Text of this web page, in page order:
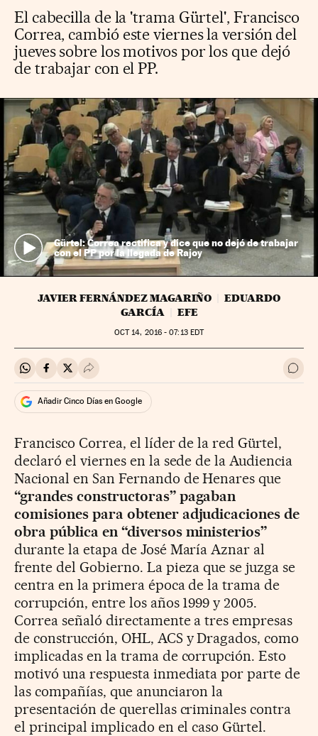
El cabecilla de la 'trama Gürtel', Francisco
Correa, cambió este viernes la versión del
jueves sobre los motivos por los que dejó
de trabajar con el PP.
Gürtel: Correa rectifica y dice que no dejó de trabajar
con el PP por la llegada de Rajoy
JAVIER FERNÁNDEZ MAGARIÑO
EDUARDO
GARCÍA
EFE
OCT14, 2016 - 07:13EDT
Compartir en Whatsapp
Compartir en Facebook
Compartir en Twitter
Desplegar Redes Sociales Ir a
Añadir Cinco Días en Google
Francisco Correa, el líder de la red Gürtel,
declaró el viernes en la sede de la Audiencia
Nacional en San Fernando de Henares que
“grandes constructoras” pagaban
comisiones para obtener adjudicaciones de
obra pública en “diversos ministerios”
durante la etapa de José María Aznar al
frente del Gobierno. La pieza que se juzga se
centra en la primera época de la trama de
corrupción, entre los años 1999 y 2005.
Correa señaló directamente a tres empresas
de construcción, OHL, ACS y Dragados, como
implicadas en la trama de corrupción. Esto
motivó una respuesta inmediata por parte de
las compañías, que anunciaron la
presentación de querellas criminales contra
el principal implicado en el caso Gürtel.